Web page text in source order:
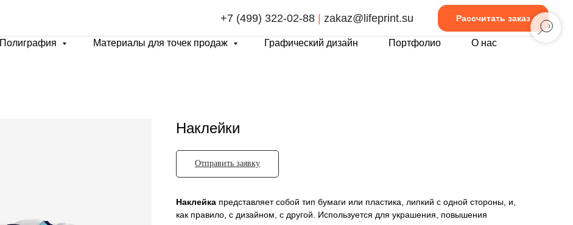
+7 (499) 322-02-88 | zakaz@lifeprint.su Рассчитать заказ
Полиграфия Материалы для точек продаж Графический дизайн Портфолио
О нас
Наклейки
Отправить заявку
Наклейка представляет собой тип бумаги или пластика, липкий с одной стороны, и,
как правило, с дизайном, с другой. Используется для украшения, повышения